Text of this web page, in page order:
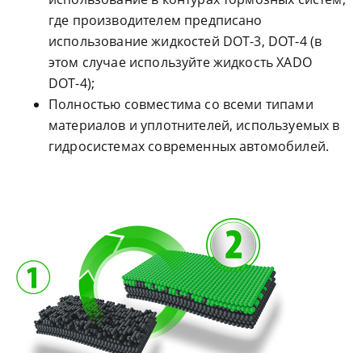
где производителем предписано
использование жидкостей DOT-3, DOT-4 (в
этом случае используйте жидкость XADO
DOT-4);
Полностью совместима со всеми типами
материалов и уплотнителей, используемых в
гидросистемах современных автомобилей.